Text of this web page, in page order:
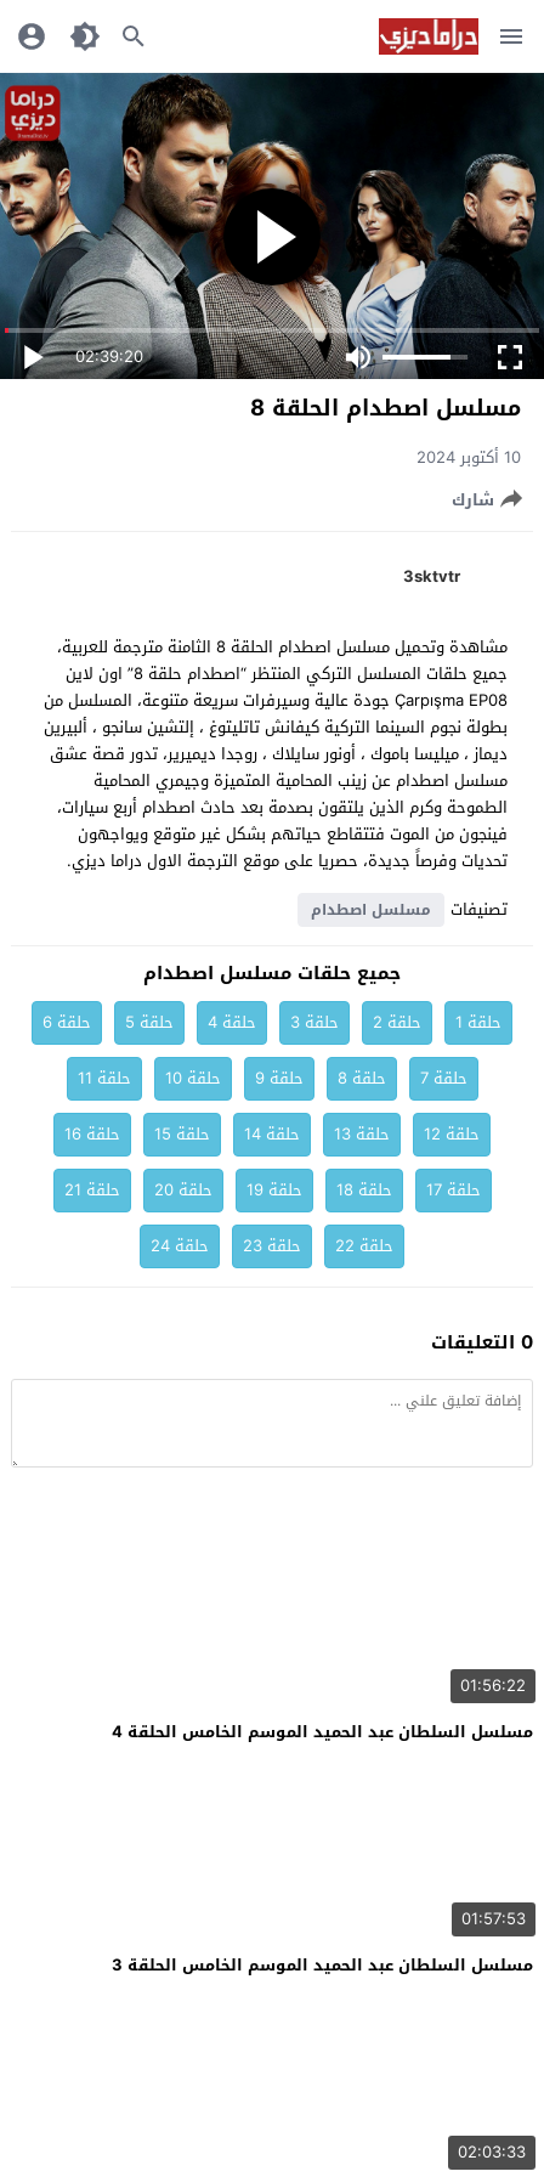
02:39:20
مسلسل اصطدام الحلقة 8
10 أكتوبر 2024
شارك
3sktvtr
مشاهدة وتحميل مسلسل اصطدام الحلقة 8 الثامنة مترجمة للعربية،
جميع حلقات المسلسل التركي المنتظر “اصطدام حلقة 8” اون لاين
Çarpışma EP08 جودة عالية وسيرفرات سريعة متنوعة، المسلسل من
بطولة نجوم السينما التركية كيفانش تاتليتوغ ، إلتشين سانجو ، ألبيرين
ديماز ، ميليسا باموك ، أونور سايلاك ، روجدا ديميرير، تدور قصة عشق
مسلسل اصطدام عن زينب المحامية المتميزة وجيمري المحامية
الطموحة وكرم الذين يلتقون بصدمة بعد حادث اصطدام أربع سيارات،
فينجون من الموت فتتقاطع حياتهم بشكل غير متوقع ويواجهون
تحديات وفرصاً جديدة، حصريا على موقع الترجمة الاول دراما ديزي.
تصنيفات
مسلسل اصطدام
جميع حلقات مسلسل اصطدام
حلقة 1 حلقة 2 حلقة 3 حلقة 4 حلقة 5
حلقة 6
حلقة 7
حلقة 8 حلقة 9 حلقة 10
حلقة 11
حلقة 12
حلقة 13 حلقة 14 حلقة 15
حلقة 16
حلقة 17
حلقة 18 حلقة 19 حلقة 20
حلقة 21
حلقة 22
حلقة 23 حلقة 24
0 التعليقات
01:56:22
مسلسل السلطان عبد الحميد الموسم الخامس الحلقة 4
01:57:53
مسلسل السلطان عبد الحميد الموسم الخامس الحلقة 3
02:03:33